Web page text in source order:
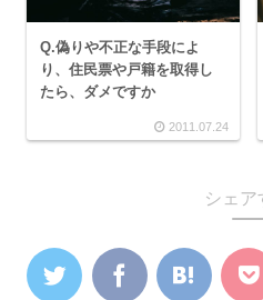
Q.偽りや不正な手段によ
り、住民票や戸籍を取得し
たら、ダメですか
2011.07.24
シェア